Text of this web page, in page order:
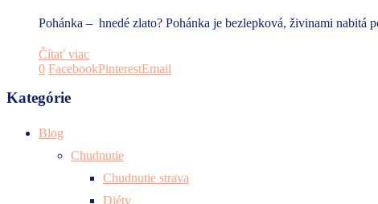
Pohánka – hnedé zlato? Pohánka je bezlepková, živinami
Čítať viac
0 FacebookPinterestEmail
Kategórie
Blog
Chudnutie
Chudnutie strava
Diéty